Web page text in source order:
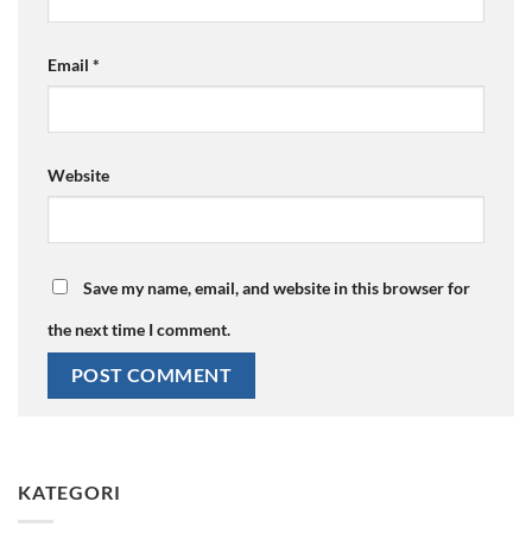
Email *
Website
Save my name, email, and website in this browser for
the next time I comment.
KATEGORI